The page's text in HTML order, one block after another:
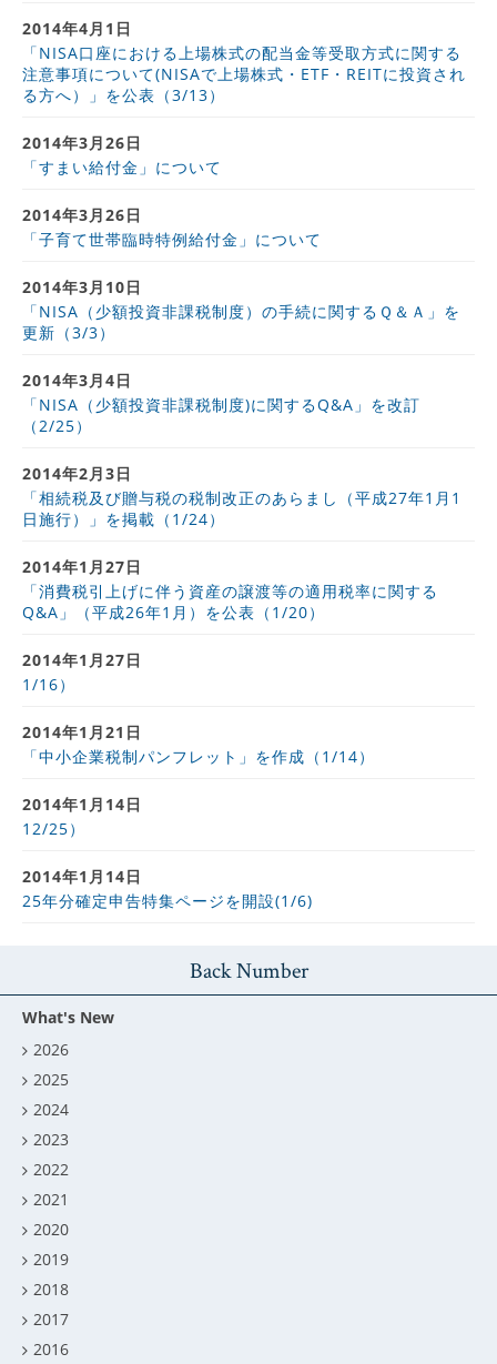
2014年4月1日
「NISA口座における上場株式の配当金等受取方式に関する
注意事項について(NISAで上場株式・ETF・REITに投資され
る方へ）」を公表（3/13）
2014年3月26日
「すまい給付金」について
2014年3月26日
「子育て世帯臨時特例給付金」について
2014年3月10日
「NISA（少額投資非課税制度）の手続に関するＱ＆Ａ」を
更新（3/3）
2014年3月4日
「NISA（少額投資非課税制度)に関するQ&A」を改訂
（2/25）
2014年2月3日
「相続税及び贈与税の税制改正のあらまし（平成27年1月1
日施行）」を掲載（1/24）
2014年1月27日
「消費税引上げに伴う資産の譲渡等の適用税率に関する
Q&A」（平成26年1月）を公表（1/20）
2014年1月27日
1/16）
2014年1月21日
「中小企業税制パンフレット」を作成（1/14）
2014年1月14日
12/25）
2014年1月14日
25年分確定申告特集ページを開設(1/6)
Back Number
What's New
2026
2025
2024
2023
2022
2021
2020
2019
2018
2017
2016